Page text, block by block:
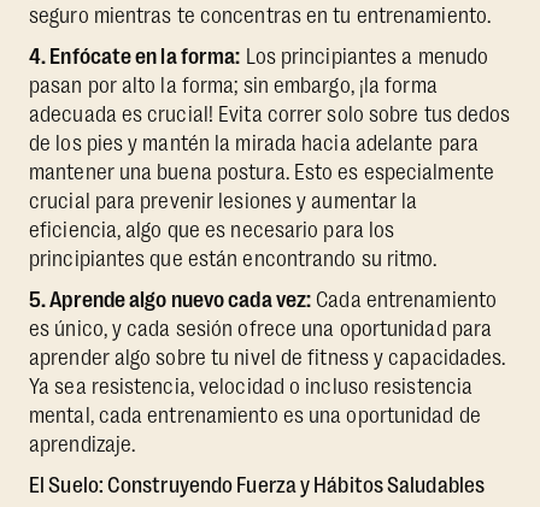
seguro mientras te concentras en tu entrenamiento.
4. Enfócate en la forma: Los principiantes a menudo
pasan por alto la forma; sin embargo, ¡la forma
adecuada es crucial! Evita correr solo sobre tus dedos
de los pies y mantén la mirada hacia adelante para
mantener una buena postura. Esto es especialmente
crucial para prevenir lesiones y aumentar la
eficiencia, algo que es necesario para los
principiantes que están encontrando su ritmo.
5. Aprende algo nuevo cada vez: Cada entrenamiento
es único, y cada sesión ofrece una oportunidad para
aprender algo sobre tu nivel de fitness y capacidades.
Ya sea resistencia, velocidad o incluso resistencia
mental, cada entrenamiento es una oportunidad de
aprendizaje.
El Suelo: Construyendo Fuerza y Hábitos Saludables